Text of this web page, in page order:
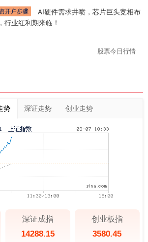
开户步骤
行业红利期来临！
股票今日行情
势 深证走势 创业走势
深证成指
14288.15
创业板指
3580.45